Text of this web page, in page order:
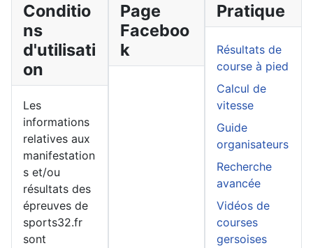
Conditio
ns
d'utilisati
on
Les
informations
relatives aux
manifestation
s et/ou
résultats des
épreuves de
sports32.fr
sont
Page
Faceboo
k
Pratique
Résultats de
course à pied
Calcul de
vitesse
Guide
organisateurs
Recherche
avancée
Vidéos de
courses
gersoises